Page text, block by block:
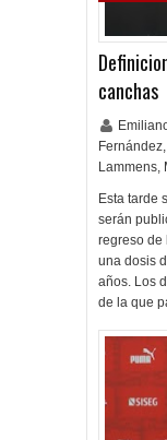
canchas
Fernández,
Lammens,
Esta tarde
serán
regreso de
una dosis
años. Los
de la que